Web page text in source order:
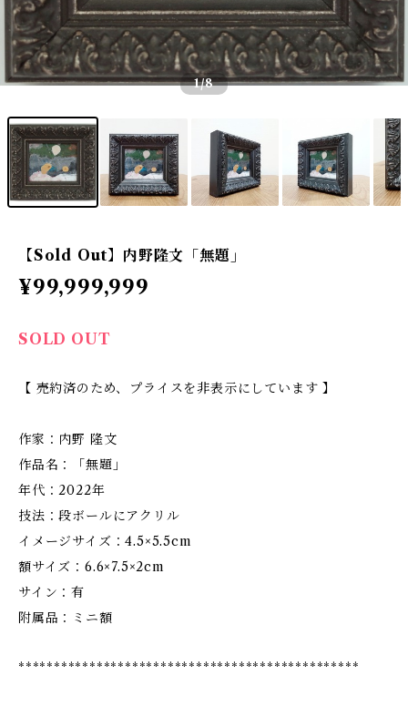
1/8
【Sold Out】内野隆文「無題」
¥99,999,999
SOLD OUT
【 売約済のため、プライスを非表示にしています 】
作家：内野 隆文
作品名：「無題」
年代：2022年
技法：段ボールにアクリル
イメージサイズ：4.5×5.5cm
額サイズ：6.6×7.5×2cm
サイン：有
附属品：ミニ額
************************************************